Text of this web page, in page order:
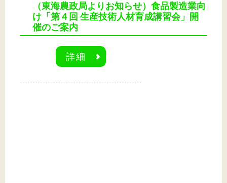
（東海農政局よりお知らせ）食品製造業向
け「第４回 生産技術人材育成講習会」開
催のご案内
詳細